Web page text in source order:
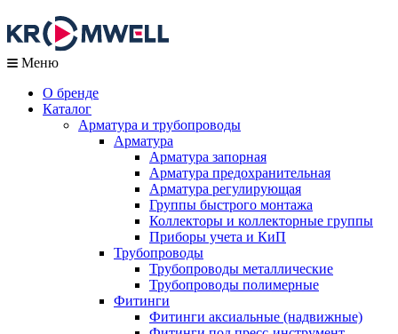
Меню
О бренде
Каталог
Арматура и трубопроводы
Арматура
Арматура запорная
Арматура предохранительная
Арматура регулирующая
Группы быстрого монтажа
Коллекторы и коллекторные группы
Приборы учета и КиП
Трубопроводы
Трубопроводы металлические
Трубопроводы полимерные
Фитинги
Фитинги аксиальные (надвижные)